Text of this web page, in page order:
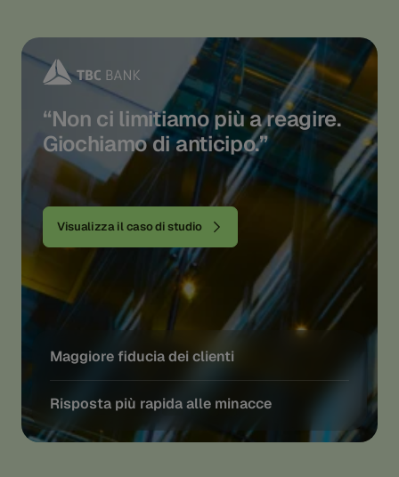
“Non ci limitiamo più a reagire.
Giochiamo di anticipo.”
Visualizza il caso di studio
Maggiore fiducia dei clienti
Risposta più rapida alle minacce